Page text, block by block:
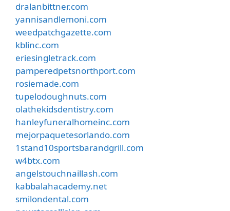
dralanbittner.com
yannisandlemoni.com
weedpatchgazette.com
kblinc.com
eriesingletrack.com
pamperedpetsnorthport.com
rosiemade.com
tupelodoughnuts.com
olathekidsdentistry.com
hanleyfuneralhomeinc.com
mejorpaquetesorlando.com
1stand10sportsbarandgrill.com
w4btx.com
angelstouchnaillash.com
kabbalahacademy.net
smilondental.com